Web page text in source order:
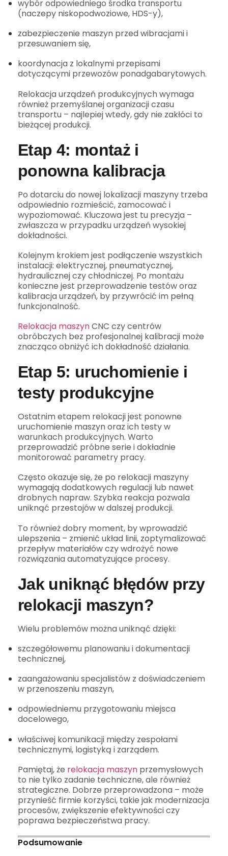
wybór odpowiedniego środka transportu
(naczepy niskopodwoziowe, HDS-y),
zabezpieczenie maszyn przed wibracjami i
przesuwaniem się,
koordynacja z lokalnymi przepisami
dotyczącymi przewozów ponadgabarytowych.
Relokacja urządzeń produkcyjnych wymaga
również przemyślanej organizacji czasu
transportu – najlepiej wtedy, gdy nie zakłóci to
bieżącej produkcji.
Etap 4: montaż i
ponowna kalibracja
Po dotarciu do nowej lokalizacji maszyny trzeba
odpowiednio rozmieścić, zamocować i
wypoziomować. Kluczowa jest tu precyzja –
zwłaszcza w przypadku urządzeń wysokiej
dokładności.
Kolejnym krokiem jest podłączenie wszystkich
instalacji: elektrycznej, pneumatycznej,
hydraulicznej czy chłodniczej. Po montażu
konieczne jest przeprowadzenie testów oraz
kalibracja urządzeń, by przywrócić im pełną
funkcjonalność.
Relokacja maszynCNC czy centrów
obróbczych bez profesjonalnej kalibracji może
znacząco obniżyć ich dokładność działania.
Etap 5: uruchomienie i
testy produkcyjne
Ostatnim etapem relokacji jest ponowne
uruchomienie maszyn oraz ich testy w
warunkach produkcyjnych. Warto
przeprowadzić próbne serie i dokładnie
monitorować parametry pracy.
Często okazuje się, że po relokacji maszyny
wymagają dodatkowych regulacji lub nawet
drobnych napraw. Szybka reakcja pozwala
uniknąć przestojów w dalszej produkcji.
To również dobry moment, by wprowadzić
ulepszenia – zmienić układ linii, zoptymalizować
przepływ materiałów czy wdrożyć nowe
rozwiązania automatyzujące procesy.
Jak uniknąć błędów przy
relokacji maszyn?
Wielu problemów można uniknąć dzięki:
szczegółowemu planowaniu i dokumentacji
technicznej,
zaangażowaniu specjalistów z doświadczeniem
w przenoszeniu maszyn,
odpowiedniemu przygotowaniu miejsca
docelowego,
właściwej komunikacji między zespołami
technicznymi, logistyką i zarządem.
Pamiętaj, że relokacja maszyn przemysłowych
to nie tylko zadanie techniczne, ale również
strategiczne. Dobrze przeprowadzona – może
przynieść firmie korzyści, takie jak modernizacja
procesów, zwiększenie efektywności czy
poprawa bezpieczeństwa pracy.
Podsumowanie